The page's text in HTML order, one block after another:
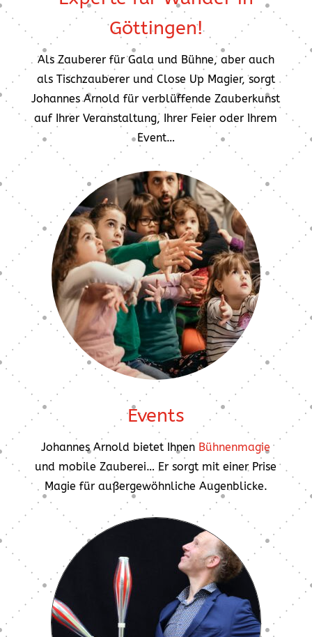
Göttingen!
Als Zauberer für Gala und Bühne, aber auch
als Tischzauberer und Close Up Magier, sorgt
Johannes Arnold für verblüffende Zauberkunst
auf Ihrer Veranstaltung, Ihrer Feier oder Ihrem
Event…
Events
Johannes Arnold bietet Ihnen Bühnenmagie
und mobile Zauberei… Er sorgt mit einer Prise
Magie für außergewöhnliche Augenblicke.